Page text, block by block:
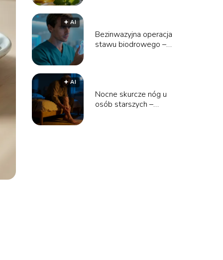
🟅 AI
Bezinwazyjna operacja
stawu biodrowego –
🟅 AI
Nocne skurcze nóg u
osób starszych –